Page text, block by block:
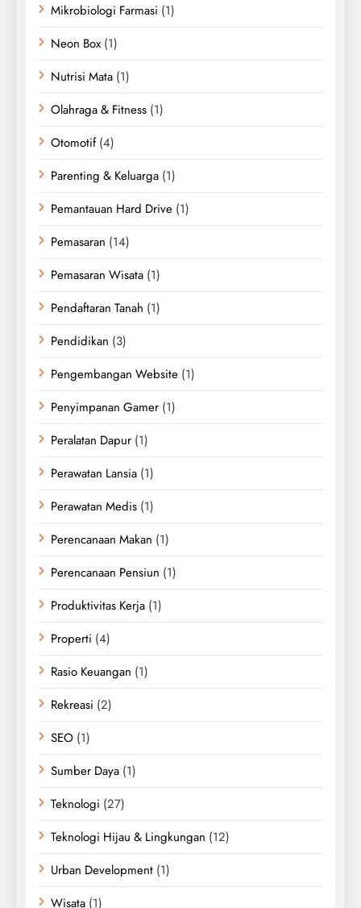
Mikrobiologi Farmasi (1)
Neon Box (1)
Nutrisi Mata (1)
Olahraga & Fitness (1)
Otomotif(4)
Parenting & Keluarga (1)
Pemantauan Hard Drive (1)
Pemasaran (14)
Pemasaran Wisata (1)
Pendaftaran Tanah (1)
Pendidikan (3)
Pengembangan Website (1)
Penyimpanan Gamer (1)
Peralatan Dapur (1)
Perawatan Lansia (1)
Perawatan Medis (1)
Perencanaan Makan (1)
Perencanaan Pensiun (1)
Produktivitas Kerja (1)
Properti (4)
Rasio Keuangan (1)
Rekreasi (2)
SEO (1)
Sumber Daya (1)
Teknologi (27)
Teknologi Hijau & Lingkungan (12)
Urban Development (1)
Wisata (1)